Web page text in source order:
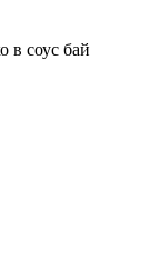
в соус бай